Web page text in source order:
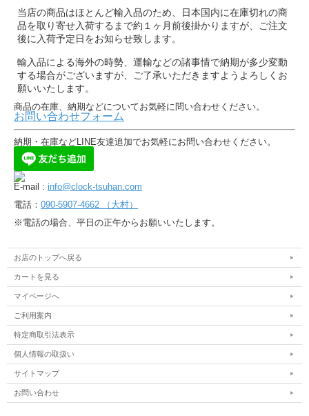
当店の商品はほとんど輸入品のため、日本国内に在庫切れの商
品を取り寄せ入荷するまで約１ヶ月前後掛かりますが、ご注文
後に入荷予定日をお知らせ致します。
輸入品による海外の時勢、運輸などの諸事情で納期が多少変動
する場合がございますが、ご了承いただきますようよろしくお
願いいたします。
商品の在庫、納期などについてお気軽に問い合わせください。
お問い合わせフォーム
納期・在庫などLINE友達追加でお気軽にお問い合わせください。
E-mail : info@clock-tsuhan.com
電話： 090-5907-4662 （大村）
※電話の場合、平日の正午からお願いいたします。
お店のトップへ戻る
カートを見る
マイページへ
ご利用案内
特定商取引法表示
個人情報の取扱い
サイトマップ
お問い合わせ